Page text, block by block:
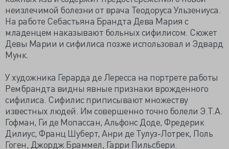
неизлечимой болезни от врача Теодоруса Ульзениуса.
На работе Себастьяна Брандта Дева Мария с
младенцем наказывают больных сифилисом. Сюжет
Девы Марии и сифилиса позже использовал и Эдвард
Мунк.
У художника Герарда де Лересса на портрете работы
Рембрандта видны явные признаки врожденного
сифилиса. Сифилис приписывают множеству
известных людей. Им совершенно точно болели Э.Т.А.
Гофман, Ги де Мопассан, Альфонс Доде, Фредерик
Дилиус, Франц Шуберт, Анри де Тулуз-Лотрек, Поль
Гоген, Джордж Браммел, Гарри Пильсбери.